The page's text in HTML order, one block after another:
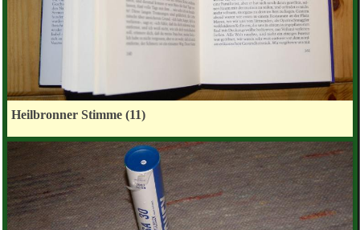
Heilbronner Stimme (11)